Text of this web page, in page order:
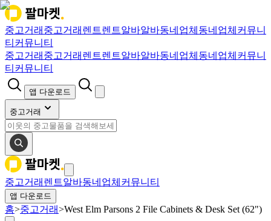
중고거래 중고거래 렌트렌트알바알바동네업체 동네업체 커뮤니
티 커뮤니티
중고거래 중고거래 렌트렌트알바알바동네업체 동네업체 커뮤니
티 커뮤니티
앱 다운로드
중고거래
중고거래 렌트알바동네업체 커뮤니티
앱 다운로드
홈>중고거래>West Elm Parsons 2 File Cabinets & Desk Set (62")